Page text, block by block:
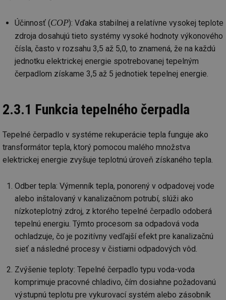
Účinnosť (COP): Vďaka stabilnej a relatívne vysokej teplote
zdroja dosahujú tieto systémy vysoké hodnoty výkonového
čísla, často v rozsahu 3,5 až 5,0, to znamená, že na každú
jednotku elektrickej energie spotrebovanej tepelným
čerpadlom získame 3,5 až 5 jednotiek tepelnej energie.
2.3.1 Funkcia tepelného čerpadla
Tepelné čerpadlo v systéme rekuperácie tepla funguje ako
transformátor tepla, ktorý pomocou malého množstva
elektrickej energie zvyšuje teplotnú úroveň získaného tepla.
Odber tepla: Výmenník tepla, ponorený v odpadovej vode
alebo inštalovaný v kanalizačnom potrubí, slúži ako
nízkoteplotný zdroj, z ktorého tepelné čerpadlo odoberá
tepelnú energiu. Týmto procesom sa odpadová voda
ochladzuje, čo je pozitívny vedľajší efekt pre kanalizačnú
sieť a následné procesy v čistiarni odpadových vôd.
Zvýšenie teploty: Tepelné čerpadlo typu voda-voda
komprimuje pracovné chladivo, čím dosiahne požadovanú
výstupnú teplotu pre vykurovací systém alebo zásobník